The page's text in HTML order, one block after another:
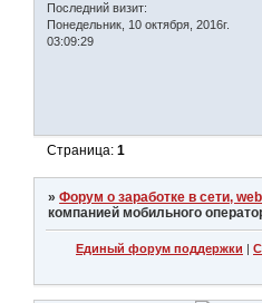
Последний визит:
Понедельник, 10 октября, 2016г.
03:09:29
Страница:1
»Форум о заработке в сети,
компанией мобильного
Единый форум поддержки |